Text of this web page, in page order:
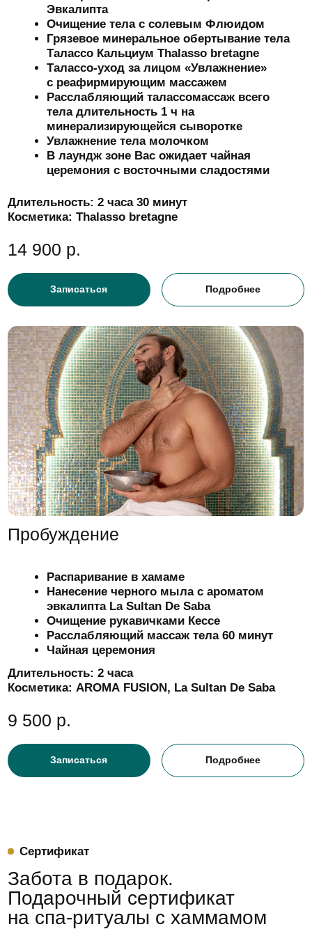
Забота в подарок.
Подарочный сертификат
на спа-ритуалы с хаммамом
Широкий выбор программ, элегантная упаковка
и доставка по Москве и ближнему Подмосковью
(либо электронная версия на почту/WhatsApp).
Инвестируйте в свое
здоровье: депозитные карты
с выгодой до 30%
Оплачивайте все услуги салона с депозитной
карты и получайте бонусы за каждую покупку.
Депозитные карты
50 000 р.
Platinum
Заказать
Saba, Thalasso Bretagne, Davines
1 бесплатный коктейль в неделю
Приоритетная запись на услуги
Бесплатная доставка товаров розничного
ассортимента при покупке от 10 000
рублей